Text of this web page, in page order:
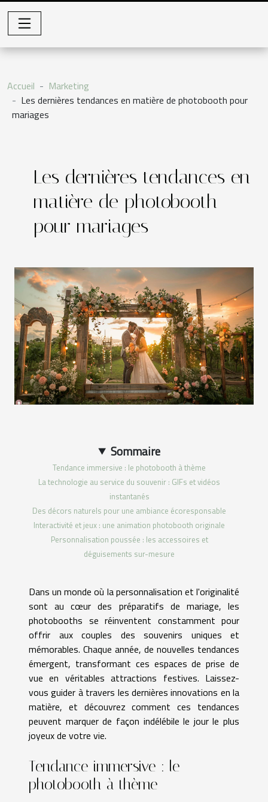
Accueil
Marketing
Les dernières tendances en matière de photobooth pour
mariages
Les dernières tendances en
matière de photobooth
pour mariages
Sommaire
Tendance immersive : le photobooth à thème
La technologie au service du souvenir : GIFs et vidéos
instantanés
Des décors naturels pour une ambiance écoresponsable
Interactivité et jeux : une animation photobooth originale
Personnalisation poussée : les accessoires et
déguisements sur-mesure
Dans un monde où la personnalisation et l'originalité
sont au cœur des préparatifs de mariage, les
photobooths se réinventent constamment pour
offrir aux couples des souvenirs uniques et
mémorables. Chaque année, de nouvelles tendances
émergent, transformant ces espaces de prise de
vue en véritables attractions festives. Laissez-
vous guider à travers les dernières innovations en la
matière, et découvrez comment ces tendances
peuvent marquer de façon indélébile le jour le plus
joyeux de votre vie.
Tendance immersive : le
photobooth à thème